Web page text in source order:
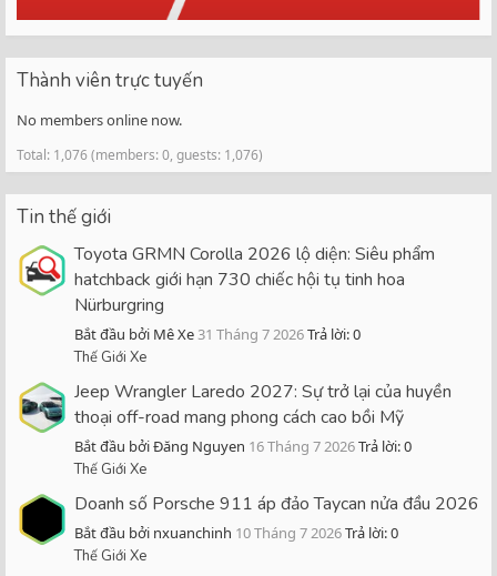
Thành viên trực tuyến
No members online now.
Total: 1,076 (members: 0, guests: 1,076)
Tin thế giới
Toyota GRMN Corolla 2026 lộ diện: Siêu phẩm
hatchback giới hạn 730 chiếc hội tụ tinh hoa
Nürburgring
Bắt đầu bởi Mê Xe31 Tháng 7 2026Trả lời: 0
Thế Giới Xe
Jeep Wrangler Laredo 2027: Sự trở lại của huyền
thoại off-road mang phong cách cao bồi Mỹ
Bắt đầu bởi Đăng Nguyen 16 Tháng 7 2026Trả lời: 0
Thế Giới Xe
Doanh số Porsche 911 áp đảo Taycan nửa đầu 2026
Bắt đầu bởi nxuanchinh 10 Tháng 7 2026Trả lời: 0
Thế Giới Xe